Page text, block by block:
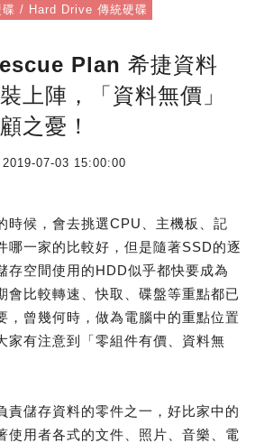
碟 / Hard Drive 傳統硬碟
Plan 希捷資料
上陣，「資料無價」
之憂！
2019-07-03 15:00:00
時候，會去挑選CPU、主機板、記
哪一家的比較好，但是隨著SSD的逐
存空間使用的HDD似乎都快要成為
會比較轉速、快取、碟盤等重點都已
，曾幾何時，做為電腦中的重點位置
家有注意到「零組件有價、資料無
責儲存資料的零件之一，好比家中的
使用者各式的文件、照片、音樂、電